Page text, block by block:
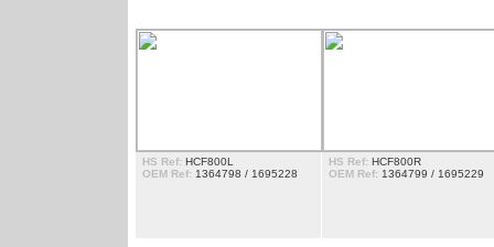
HS Ref: HCF800L
OEM Ref: 1364798 / 1695228
HS Ref: HCF800R
OEM Ref: 1364799 / 1695229